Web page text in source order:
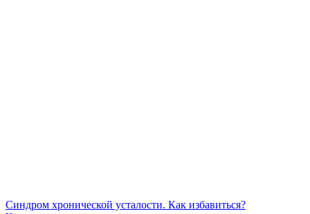
Синдром хронической усталости. Как избавиться?